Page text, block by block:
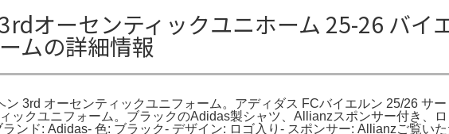
オーセンティックユニホーム 25-26 バイ
ムの詳細情報
ン 3rd オーセンティックユニフォーム。アディダス FCバイエルン 25/26 サ
ックユニフォーム。ブラックのAdidas製シャツ、Allianzスポンサー付き、
ンド: Adidas- 色: ブラック- デザイン: ロゴ入り- スポンサー: Allianzご覧い